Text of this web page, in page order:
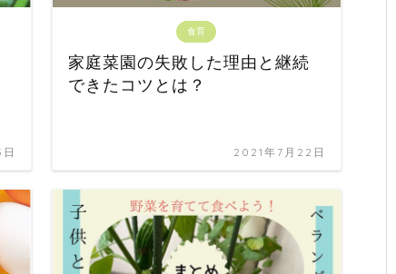
食育
家庭菜園の失敗した理由と継続
できたコツとは？
2021年7月22日